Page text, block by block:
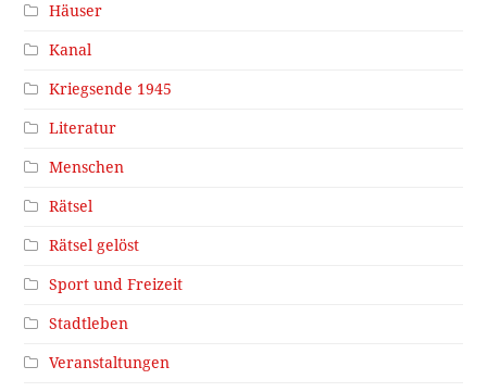
Häuser
Kanal
Kriegsende 1945
Literatur
Menschen
Rätsel
Rätsel gelöst
Sport und Freizeit
Stadtleben
Veranstaltungen